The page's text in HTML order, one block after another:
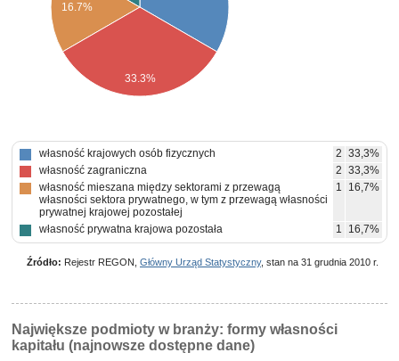
16.7%
33.3%
własność krajowych osób fizycznych 2 33,3%
własność zagraniczna
2 33,3%
własność mieszana między sektorami z przewagą
własności sektora prywatnego, w tym z przewagą własności
prywatnej krajowej pozostałej
1 16,7%
własność prywatna krajowa pozostała 1 16,7%
Źródło: Rejestr REGON, Główny Urząd Statystyczny, stan na 31 grudnia 2010 r.
Największe podmioty w branży: formy własności
kapitału (najnowsze dostępne dane)